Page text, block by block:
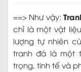
==> Như vậy:
chỉ là một vật
lượng tự nhiên
tranh đá là một
trọng, tinh tế và